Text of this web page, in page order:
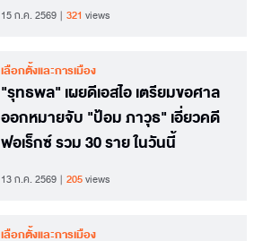
15 ก.ค. 2569 321 views
เลือกตั้งและการเมือง
"รุทธพล" เผยดีเอสไอ เตรียมขอศาล
ออกหมายจับ "ป้อม ภาวุธ" เอี่ยวคดี
ฟอเร็กซ์ รวม 30 ราย ในวันนี้
13 ก.ค. 2569 205views
เลือกตั้งและการเมือง